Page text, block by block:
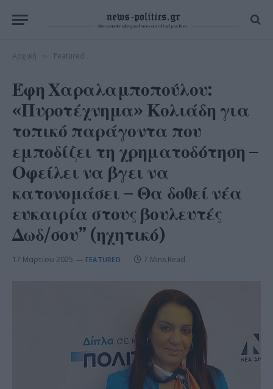
Αρχική Featured
Έφη Χαραλαμποπούλου:
«Πυροτέχνημα» Κολιάδη για
τοπικό παράγοντα που
εμποδίζει τη χρηματοδότηση –
Οφείλει να βγει να
κατονομάσει – Θα δοθεί νέα
ευκαιρία στους βουλευτές
Δωδ/σου” (ηχητικό)
17 Μαρτίου 2025 FEATURED 7 Mins Read